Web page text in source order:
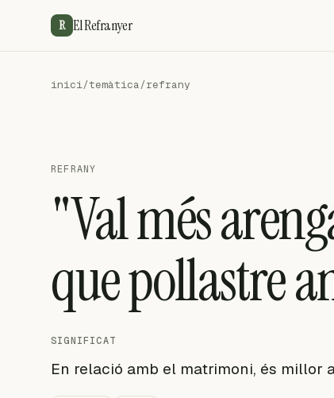
R El Refranyer
inici/temàtica/refrany
REFRANY
"Val més
que pollastre
SIGNIFICAT
En relació amb el matrimoni, és millor